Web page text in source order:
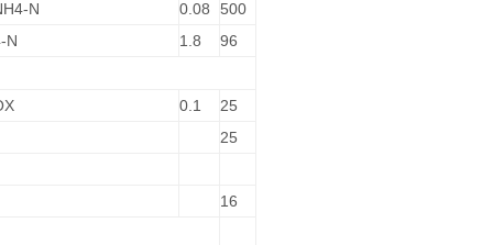
N
0.08
500
N
1.8 96
0.1
25
25
16